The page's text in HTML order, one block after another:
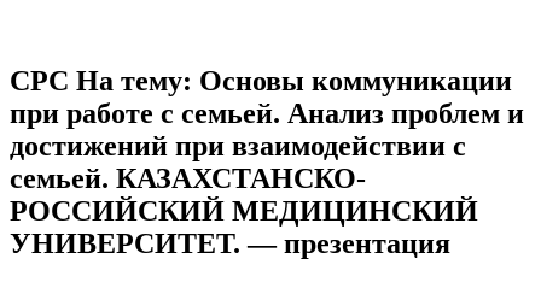
СРС На тему: Основы коммуникации
при работе с семьей. Анализ проблем и
достижений при взаимодействии с
семьей. КАЗАХСТАНСКО-
РОССИЙСКИЙ МЕДИЦИНСКИЙ
УНИВЕРСИТЕТ. — презентация